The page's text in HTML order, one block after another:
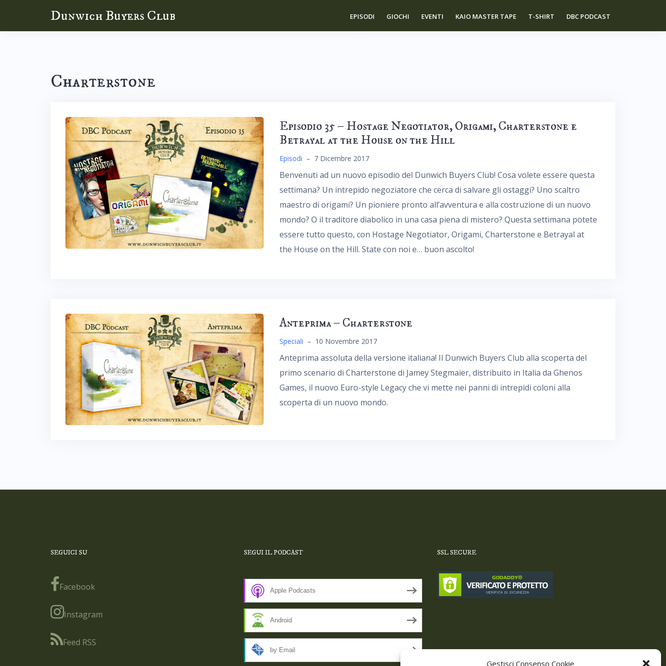
Gestisci Consenso Cookie
Dunwich Buyers Club EPISODI GIOCHI EVENTI KAIO MASTER TAPE T-SHIRT DBC PODCAST
Charterstone
Episodio 35 – Hostage Negotiator, Origami, Charterstone e
Betrayal at the House on the Hill
Episodi – 7 Dicembre 2017
Benvenuti ad un nuovo episodio del Dunwich Buyers Club! Cosa volete essere questa
settimana? Un intrepido negoziatore che cerca di salvare gli ostaggi? Uno scaltro
maestro di origami? Un pioniere pronto all’avventura e alla costruzione di un nuovo
mondo? O il traditore diabolico in una casa piena di mistero? Questa settimana potete
essere tutto questo, con Hostage Negotiator, Origami, Charterstone e Betrayal at
the House on the Hill. State con noi e… buon ascolto!
Anteprima – Charterstone
Speciali – 10 Novembre 2017
Anteprima assoluta della versione italiana! Il Dunwich Buyers Club alla scoperta del
primo scenario di Charterstone di Jamey Stegmaier, distribuito in Italia da Ghenos
Games, il nuovo Euro-style Legacy che vi mette nei panni di intrepidi coloni alla
scoperta di un nuovo mondo.
SEGUICI SU
Facebook
Instagram
Feed RSS
SEGUI IL PODCAST
Apple Podcasts
Android
by Email
SSL SECURE